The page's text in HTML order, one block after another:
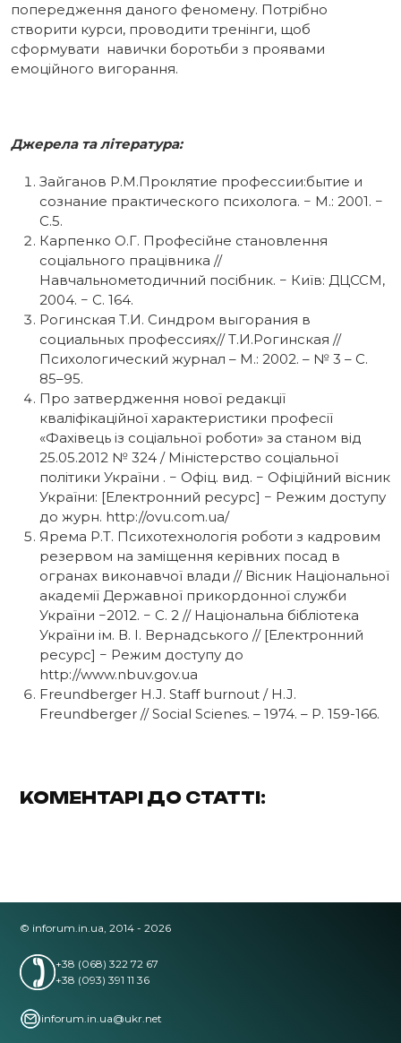
попередження даного феномену. Потрібно
створити курси, проводити тренінги, щоб
сформувати навички боротьби з проявами
емоційного вигорання.
Джерела та література:
Зайганов Р.М.Проклятие профессии:бытие и
сознание практического психолога. − М.: 2001. −
С.5.
Карпенко О.Г. Професійне становлення
соціального працівника //
Навчальнометодичний посібник. − Київ: ДЦССМ,
2004. − C. 164.
Рогинская Т.И. Синдром выгорания в
социальных профессиях// Т.И.Рогинская //
Психологический журнал – М.: 2002. – № 3 – С.
85–95.
Про затвердження нової редакції
кваліфікаційної характеристики професії
«Фахівець із соціальної роботи» за станом від
25.05.2012 № 324 / Міністерство соціальної
політики України . − Офіц. вид. − Офіційний вісник
України: [Eлектронний ресурс] − Pежим доступу
до журн. http://ovu.com.ua/
Ярема Р.Т. Психотехнологія роботи з кадровим
резервом на заміщення керівних посад в
огранах виконавчої влади // Вісник Національної
академії Державної прикордонної служби
України −2012. − С. 2 // Національна бібліотека
України ім. В. І. Вернадського // [Eлектронний
ресурс] − Pежим доступу до
http://www.nbuv.gov.ua
Freundberger H.J. Staff burnout / H.J.
Freundberger // Social Scienes. – 1974. – P. 159-166.
КОМЕНТАРІ ДО СТАТТІ:
© inforum.in.ua, 2014 - 2026
+38 (068) 322 72 67
+38 (093) 391 11 36
inforum.in.ua@ukr.net